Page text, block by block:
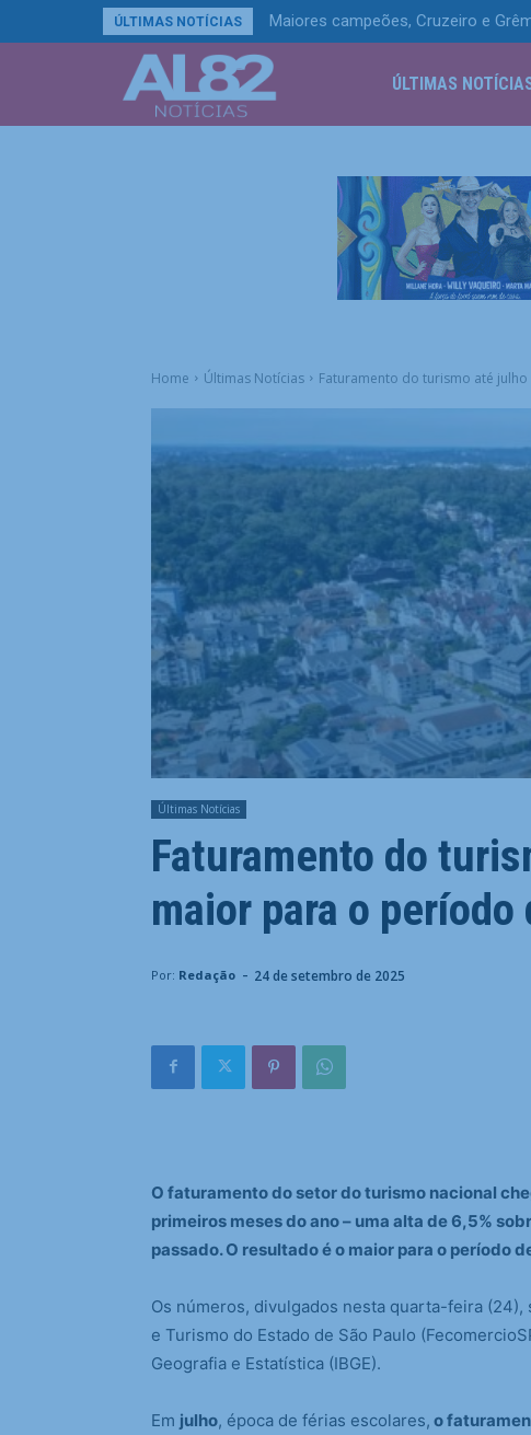
ÚLTIMAS NOTÍCIAS Maiores campeões, Cruzeiro e
ÚLTIMAS
Home Últimas Notícias Faturamento do turismo até
Últimas Notícias
Faturamento do
maior para o período
Por: Redação - 24 de setembro de 2025
O faturamento do setor do turismo nacional
primeiros meses do ano – uma alta de 6,5%
passado. O resultado é o maior para o período
Os números, divulgados nesta quarta-feira
e Turismo do Estado de São Paulo
Geografia e Estatística (IBGE).
Em julho, época de férias escolares, o